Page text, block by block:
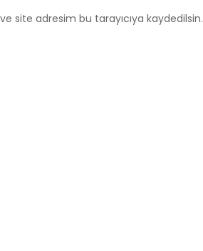
site adresim bu tarayıcıya kaydedilsin.